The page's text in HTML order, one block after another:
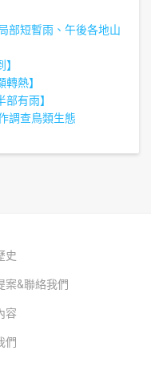
部短暫雨、午後各地山
熱】
有雨】
調查鳥類生態
史
案&聯絡我們
容
們